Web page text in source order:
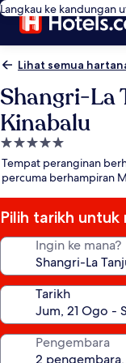
Langkau ke kandungan
Lihat semua
Shangri-La
Kinabalu
Hartanah
5.0
bintang
Tempat peranginan
percuma berhampiran
Pilih tarikh
Ingin ke mana?
Tarikh
Pengembara